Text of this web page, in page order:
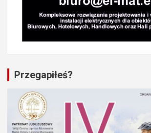
Przegapiłeś?